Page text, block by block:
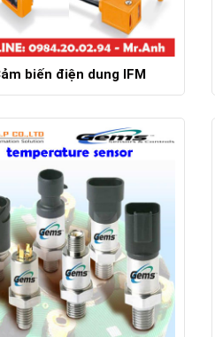
biến điện dung IFM